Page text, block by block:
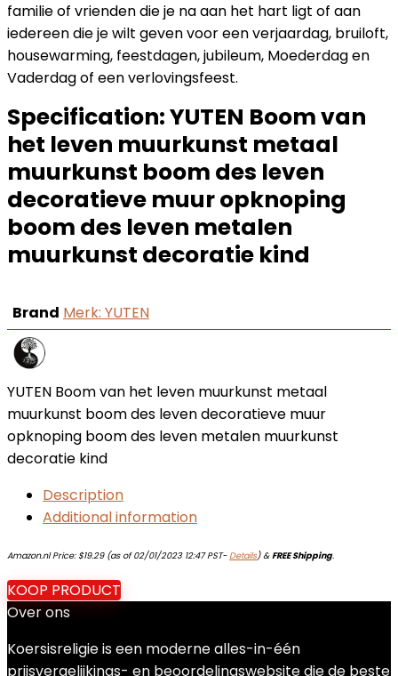
familie of vrienden die je na aan het hart ligt of aan
iedereen die je wilt geven voor een verjaardag, bruiloft,
housewarming, feestdagen, jubileum, Moederdag en
Vaderdag of een verlovingsfeest.
Specification:YUTEN Boom van
het leven muurkunst metaal
muurkunst boom des leven
decoratieve muur opknoping
boom des leven metalen
muurkunst decoratie kind
Brand Merk: YUTEN
YUTEN Boom van het leven muurkunst metaal
muurkunst boom des leven decoratieve muur
opknoping boom des leven metalen muurkunst
decoratie kind
Description
Additional information
Amazon.nl Price: $19.29(as of 02/01/2023 12:47 PST-Details)&FREE Shipping.
KOOP PRODUCT
Over ons
Koersisreligie is een moderne alles-in-één
prijsvergelijkings- en beoordelingswebsite die de beste